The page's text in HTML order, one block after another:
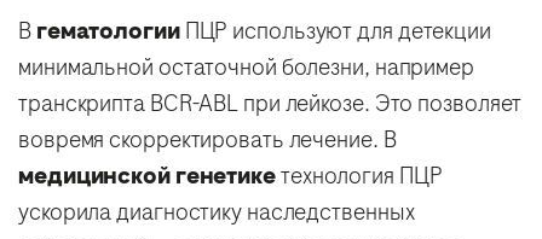
ВгематологииПЦР используют для детекции
минимальной остаточной болезни, например
транскрипта BCR-ABL при лейкозе. Это позволяет
вовремя скорректировать лечение. В
медицинской генетикетехнология ПЦР
ускорила диагностику наследственных